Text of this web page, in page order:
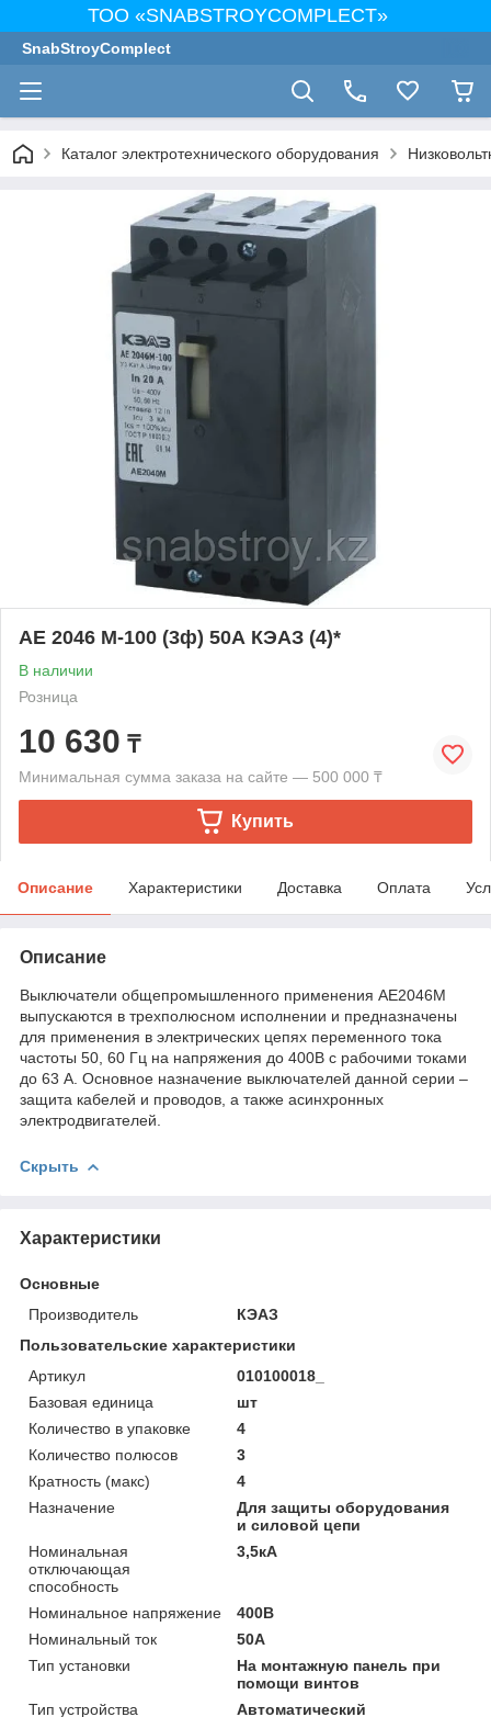
ТОО «SNABSTROYCOMPLECT»
SnabStroyComplect
Каталог электротехнического оборудования
АЕ 2046 М-100 (3ф) 50А КЭАЗ (4)*
В наличии
Розница
10 630 ₸
Минимальная сумма заказа на сайте — 500 000 ₸
Купить
Описание Характеристики Доставка Оплата
Описание
Выключатели общепромышленного применения АЕ2046М
выпускаются в трехполюсном исполнении и предназначены
для применения в электрических цепях переменного тока
частоты 50, 60 Гц на напряжения до 400В с рабочими токами
до 63 А. Основное назначение выключателей данной серии –
защита кабелей и проводов, а также асинхронных
электродвигателей.
Скрыть
Характеристики
Основные
Производитель
КЭАЗ
Пользовательские характеристики
Артикул
010100018_
Базовая единица
шт
Количество в упаковке
4
Количество полюсов
3
Кратность (макс)
4
Назначение
Для защиты оборудования
и силовой цепи
Номинальная
отключающая
способность
3,5кА
Номинальное напряжение
400В
Номинальный ток
50А
Тип установки
На монтажную панель при
помощи винтов
Тип устройства
Автоматический